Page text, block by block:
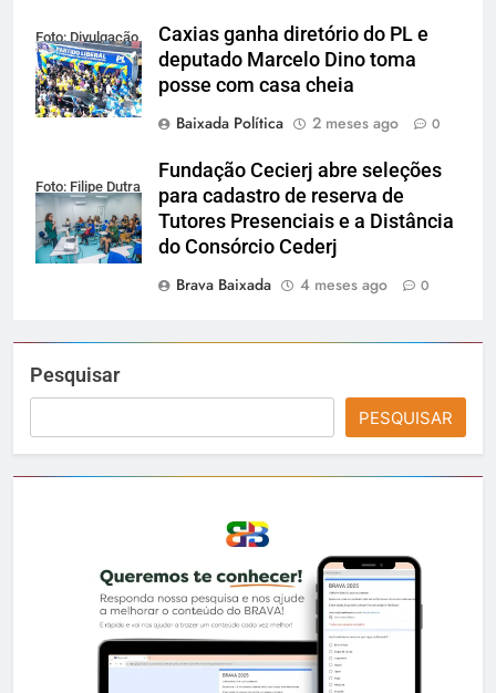
Foto: Divulgação
Caxias ganha diretório do PL e
deputado Marcelo Dino toma
posse com casa cheia
Baixada Política
2 meses ago 0
Foto: Filipe Dutra
Fundação Cecierj abre seleções
para cadastro de reserva de
Tutores Presenciais e a Distância
do Consórcio Cederj
Brava Baixada
4 meses ago 0
Pesquisar
PESQUISAR